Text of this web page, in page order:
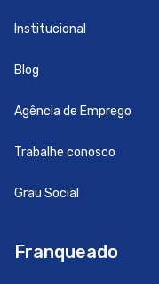
Institucional
Blog
Agência de Emprego
Trabalhe conosco
Grau Social
Franqueado